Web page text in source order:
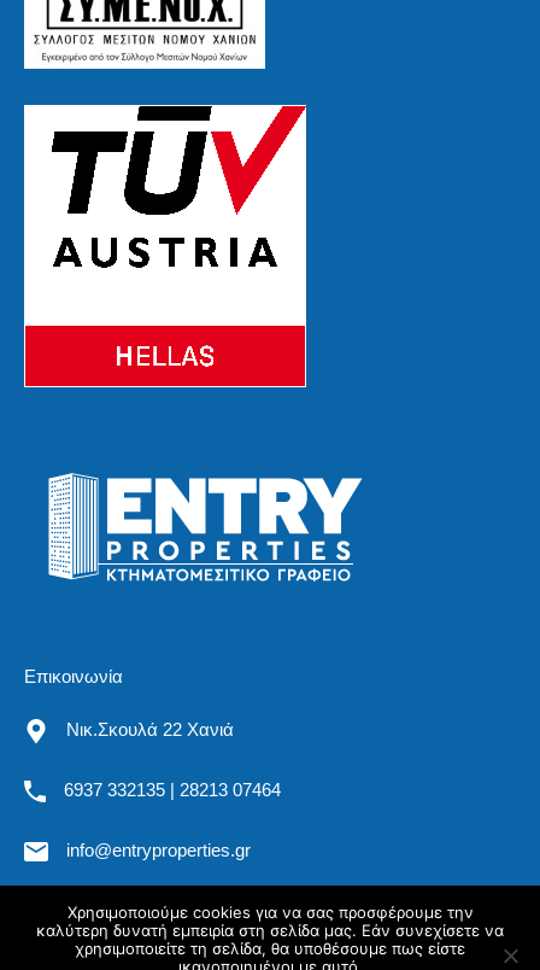
Επικοινωνία
Νικ.Σκουλά 22 Χανιά
6937 332135 | 28213 07464
info@entryproperties.gr
All rights reserved. Entryproperties.gr @2019
Χρησιμοποιούμε cookies για να σας προσφέρουμε την
καλύτερη δυνατή εμπειρία στη σελίδα μας. Εάν συνεχίσετε να
χρησιμοποιείτε τη σελίδα, θα υποθέσουμε πως είστε